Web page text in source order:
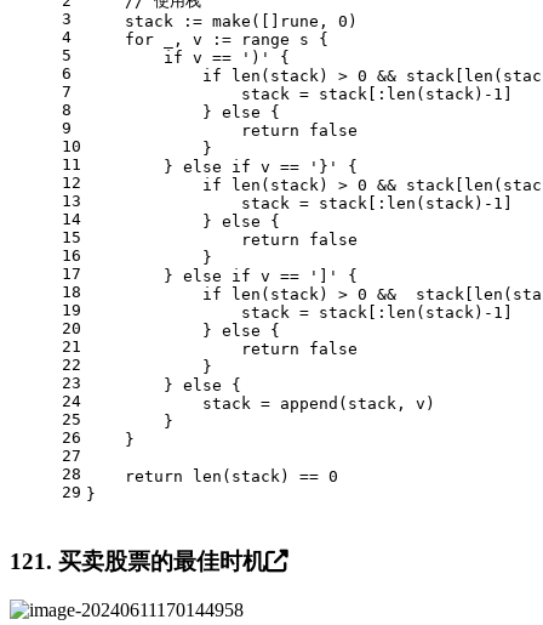
3
4
5
6
7
8
9
10
11
12
13
14
15
16
17
18
19
20
21
22
23
24
25
26
27
28
29
    stack :=
make ([] rune , 0 )
for _, v := range s {
if v == ')'
{
if
len (stack) > 0 && stack[ len
                stack = stack[:
len (stack) -1
            }
else {
return
false
            }
        }
else if v == '}'
{
if
len (stack) > 0 && stack[ len
                stack = stack[:
len (stack) -1
            }
else {
return
false
            }
        }
else if v == ']'
{
if
len (stack) > 0 &&  stack[ len
                stack = stack[:
len (stack) -1
            }
else {
return
false
            }
        }
else {
            stack =
append (stack, v)
        }
    }
return
len (stack) == 0
}
121. 买卖股票的最佳时机